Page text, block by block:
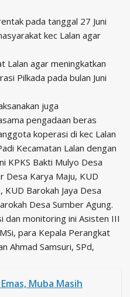
pada tanggal 27 Juni
kec Lalan agar
Lalan agar meningkatkan
Pilkada pada bulan Juni
juga
pengadaan beras
koperasi di kec Lalan
Kecamatan Lalan dengan
KPKS Bakti Mulyo Desa
Desa Karya Maju, KUD
Barokah Jaya Desa
Desa Sumber Agung.
dan monitoring ini Asisten III
para Kepala Perangkat
Ahmad Samsuri, SPd,
Muba Masih